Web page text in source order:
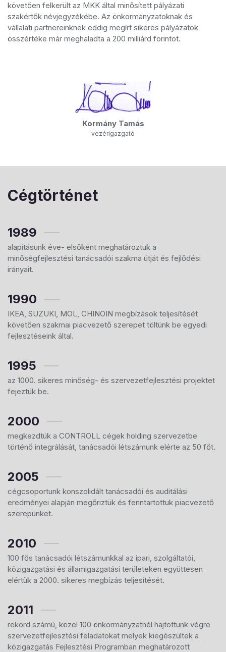
követően felkerült az MKK által minősített pályázati
szakértők névjegyzékébe. Az önkormányzatoknak és
vállalati partnereinknek eddig megírt sikeres pályázatok
összértéke már meghaladta a 200 milliárd forintot.
Kormány Tamás
vezérigazgató
Cégtörténet
1989
alapításunk éve- elsőként meghatároztuk a
minőségfejlesztési tanácsadói szakma útját és fejlődési
irányait.
1990
IKEA, SUZUKI, MOL, CHINOIN megbízások teljesítését
követően szakmai piacvezető szerepet töltünk be egyedi
fejlesztéseink által.
1995
az 1000. sikeres minőség- és szervezetfejlesztési projektet
fejeztük be.
2000
megkezdtük a CONTROLL cégek holding szervezetbe
történő integrálását, tanácsadói létszámunk elérte az 50 főt.
2005
cégcsoportunk konszolidált tanácsadói és auditálási
eredményei alapján megőriztük és fenntartottuk piacvezető
szerepünket.
2010
100 fős tanácsadói létszámunkkal az ipari, szolgáltatói,
közigazgatási és államigazgatási területeken együttesen
elértük a 2000. sikeres megbízás teljesítését.
2011
rekord számú, közel 100 önkormányzatnél hajtottunk végre
szervezetfejlesztési feladatokat melyek kiegészültek a
közigazgatás Fejlesztési Programban meghatározott